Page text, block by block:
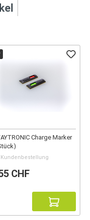
Charge Marker
CHF